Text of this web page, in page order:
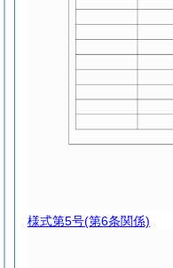
様式第5号(第6条関係)